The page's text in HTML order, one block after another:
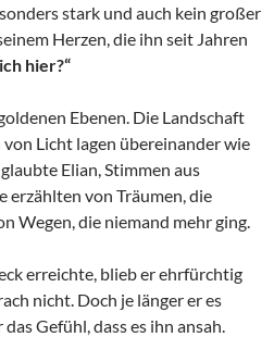
stark und auch kein großer
Herzen, die ihn seit Jahren
hier?“
Ebenen. Die Landschaft
Licht lagen übereinander wie
Elian, Stimmen aus
erzählten von Träumen, die
Wegen, die niemand mehr ging.
erreichte, blieb er ehrfürchtig
nicht. Doch je länger er es
Gefühl, dass es ihn ansah.